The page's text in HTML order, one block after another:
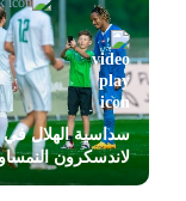
سداسية الهلال
لاندسكرون